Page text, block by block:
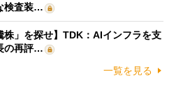
検査装…
株」を探せ】TDK：AIインフラを支
の再評…
一覧を見る